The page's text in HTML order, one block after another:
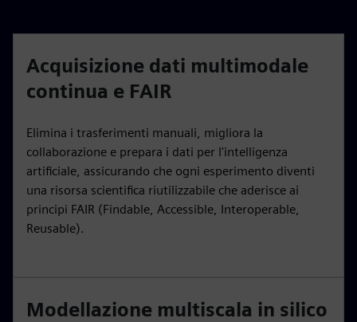
Acquisizione dati multimodale
continua e FAIR
Elimina i trasferimenti manuali, migliora la
collaborazione e prepara i dati per l'intelligenza
artificiale, assicurando che ogni esperimento diventi
una risorsa scientifica riutilizzabile che aderisce ai
principi FAIR (Findable, Accessible, Interoperable,
Reusable).
Modellazione multiscala in silico